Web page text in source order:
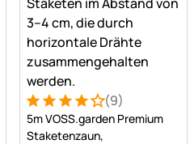
Bewertung: 4 von 5 (9
9 Bewertungen
(9)
5m VOSS.garden Premium
Staketenzaun,